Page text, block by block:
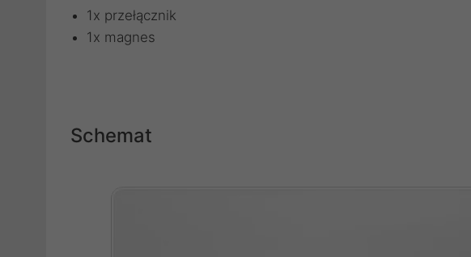
1x przełącznik
1x magnes
Schemat